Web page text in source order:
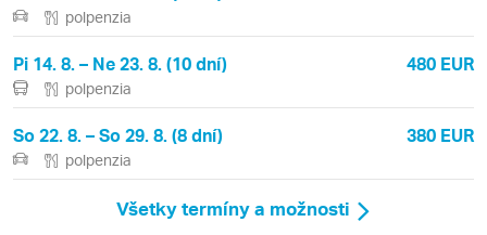
polpenzia
Pi 14. 8. – Ne 23. 8. (10 dní) 480 EUR
polpenzia
So 22. 8. – So 29. 8. (8 dní) 380 EUR
polpenzia
Všetky termíny a možnosti